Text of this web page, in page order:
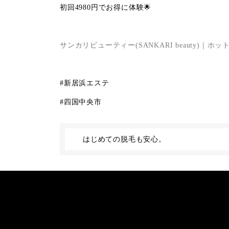
初回 4980 円でお得に体験🌟
サンカリビューティー(SANKARI beauty)｜ホッ
#新居浜エステ
# 四国中央市
はじめての脱毛も安心。